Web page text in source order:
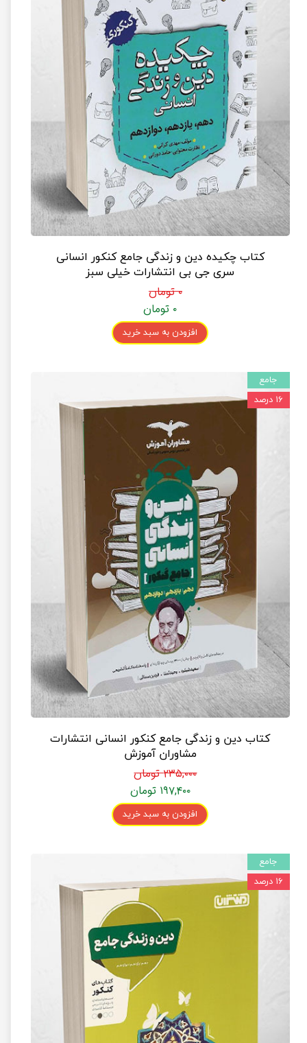
کتاب چکیده دین و زندگی جامع کنکور انسانی
سری جی بی انتشارات خیلی سبز
۰ تومان
۰ تومان
افزودن به سبد خرید
کتاب دین و زندگی جامع کنکور انسانی انتشارات
مشاوران آموزش
۲۳۵,۰۰۰ تومان
۱۹۷,۴۰۰ تومان
افزودن به سبد خرید
جامع
۱۶ درصد
جامع
۱۶ درصد